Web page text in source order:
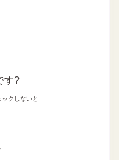
す?
クしないと